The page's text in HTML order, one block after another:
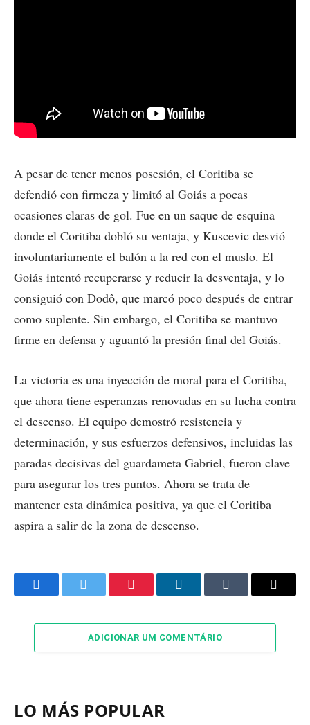
A pesar de tener menos posesión, el Coritiba se
defendió con firmeza y limitó al Goiás a pocas
ocasiones claras de gol. Fue en un saque de esquina
donde el Coritiba dobló su ventaja, y Kuscevic desvió
involuntariamente el balón a la red con el muslo. El
Goiás intentó recuperarse y reducir la desventaja, y lo
consiguió con Dodô, que marcó poco después de entrar
como suplente. Sin embargo, el Coritiba se mantuvo
firme en defensa y aguantó la presión final del Goiás.
La victoria es una inyección de moral para el Coritiba,
que ahora tiene esperanzas renovadas en su lucha contra
el descenso. El equipo demostró resistencia y
determinación, y sus esfuerzos defensivos, incluidas las
paradas decisivas del guardameta Gabriel, fueron clave
para asegurar los tres puntos. Ahora se trata de
mantener esta dinámica positiva, ya que el Coritiba
aspira a salir de la zona de descenso.
FacebookTwitter Pinterest LinkedInTumblr Email
ADICIONAR UM COMENTÁRIO
LO MÁS POPULAR